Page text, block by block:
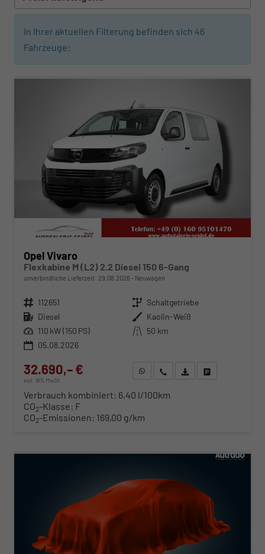
In Ihrer aktuellen Filterung befinden sich 46
Fahrzeuge:
ab 332,– € mtl.
Opel Vivaro
Flexkabine M (L2) 2.2 Diesel 150 6-Gang
unverbindliche Lieferzeit: 29.08.2026 Neuwagen
Fahrzeugnr. 112651 Getriebe Schaltgetriebe
Kraftstoff Diesel Außenfarbe Kaolin-Weiß
Leistung 110 kW (150 PS) Kilometerstand 50 km
05.08.2026
32.690,– €
incl. 19% MwSt.
WhatsApp anfragen
Wir rufen Sie anFahrzeugexposé (PDF)
Verbrauch kombiniert: 6,40 l/100km
CO2-Klasse: F
CO2-Emissionen: 169,00 g/km